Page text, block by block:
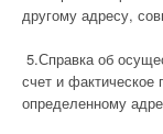
другому адресу,
5.Справка об
счет и фактическое
определенному